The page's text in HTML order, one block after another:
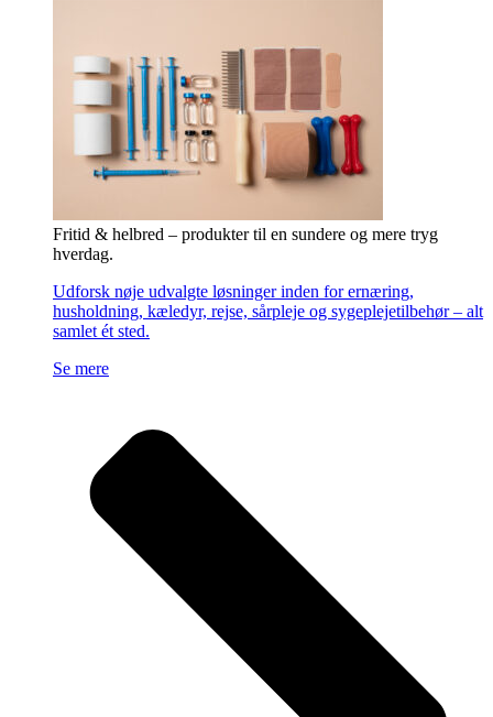
Fritid & helbred – produkter til en sundere og mere tryg
hverdag.
Udforsk nøje udvalgte løsninger inden for ernæring,
husholdning, kæledyr, rejse, sårpleje og sygeplejetilbehør – alt
samlet ét sted.
Se mere